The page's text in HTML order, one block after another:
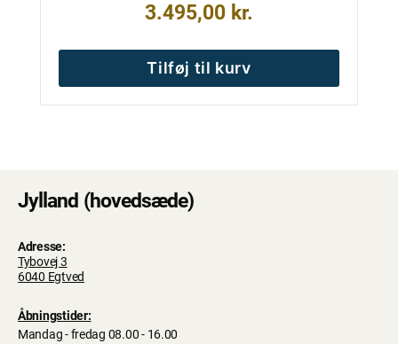
3.495,00 kr.
Tilføj til kurv
Jylland (hovedsæde)
Adresse:
Tybovej 3
6040 Egtved
Åbningstider:
Mandag - fredag 08.00 - 16.00